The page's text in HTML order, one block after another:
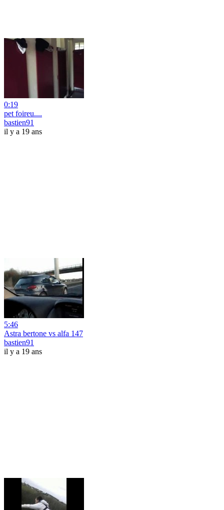
0:19
pet foireu....
bastien91
il y a 19 ans
5:46
Astra bertone vs alfa 147
bastien91
il y a 19 ans